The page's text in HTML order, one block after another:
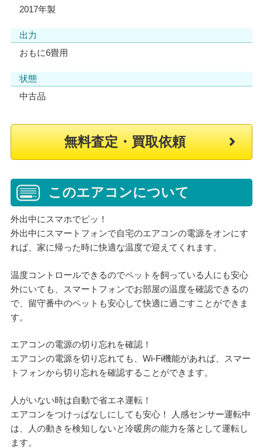
2017年製
出力
おもに6畳用
状態
中古品
無料査定・買取依頼
このエアコンについて
外出中にスマホでピッ！
外出中にスマートフォンで自宅のエアコンの電源をオンにす
れば、家に帰った時に快適な温度で迎えてくれます。
温度コントロールできるのでペットを飼っている人にも安心
外にいても、スマートフォンでお部屋の温度を確認できるの
で、留守番中のペットも安心して快適に過ごすことができま
す。
エアコンの電源の切り忘れを確認！
エアコンの電源を切り忘れても、Wi-Fi機能があれば、スマー
トフォンから切り忘れを確認することができます。
人がいない時は自動で省エネ運転！
エアコンをつけっぱなしにしても安心！ 人感センサー運転中
は、人の動きを検知しないと冷暖房の能力を落として運転し
ます。